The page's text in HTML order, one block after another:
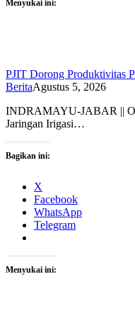
Menyukai ini:
PJIT Dorong Produktivitas
BeritaAgustus 5, 2026
INDRAMAYU-JABAR ||
Jaringan Irigasi…
Bagikan ini:
X
Facebook
WhatsApp
Telegram
Menyukai ini: